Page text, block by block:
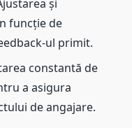
și
funcție de
ul primit.
constantă de
a asigura
de angajare.